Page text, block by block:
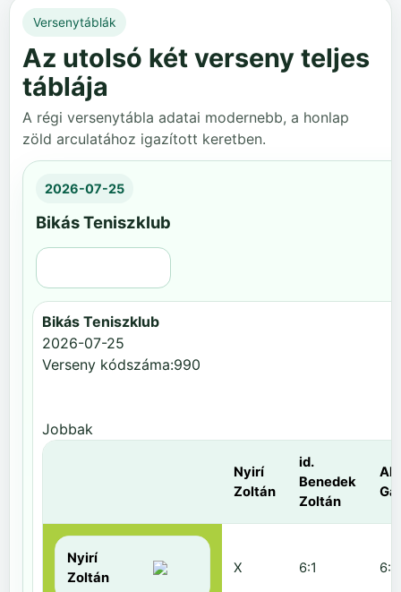
Versenytáblák
Az utolsó két verseny teljes
táblája
A régi versenytábla adatai modernebb, a honlap
zöld arculatához igazított keretben.
2026-07-25
Bikás Teniszklub
Bikás Teniszklub
2026-07-25
Verseny kódszáma:990
Jobbak
Nyirí
Zoltán
id.
Benedek
Zoltán
Nyirí
Zoltán
X 6:1 6:2